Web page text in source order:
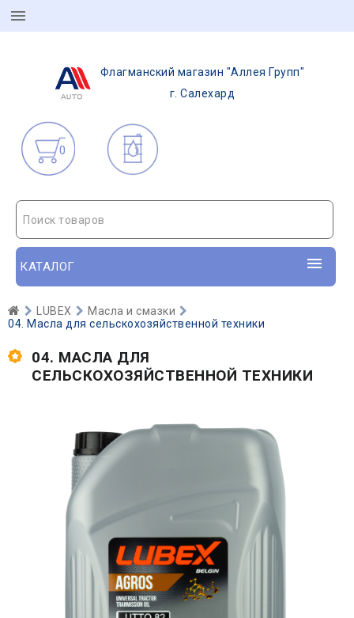
Флагманский магазин "Аллея Групп"
г. Салехард
0
Поиск товаров
КАТАЛОГ
LUBEX
Масла и смазки
04. Масла для сельскохозяйственной техники
04. МАСЛА ДЛЯ
СЕЛЬСКОХОЗЯЙСТВЕННОЙ ТЕХНИКИ